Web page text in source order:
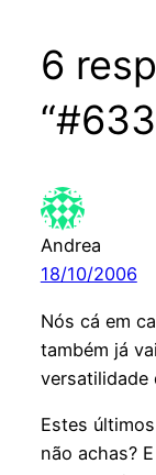
6
Andrea
18/10/2006
Nós cá em
também já
versatilidade
Estes
não achas?